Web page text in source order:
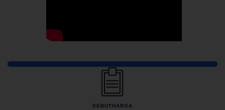
Pautan Pantas
SEBUTHARGA